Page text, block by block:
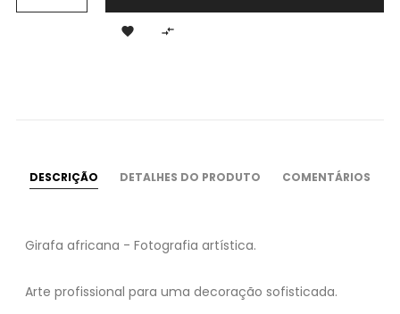
 
DESCRIÇÃO DETALHES DO PRODUTO COMENTÁRIOS
Girafa africana - Fotografia artística.
Arte profissional para uma decoração sofisticada.